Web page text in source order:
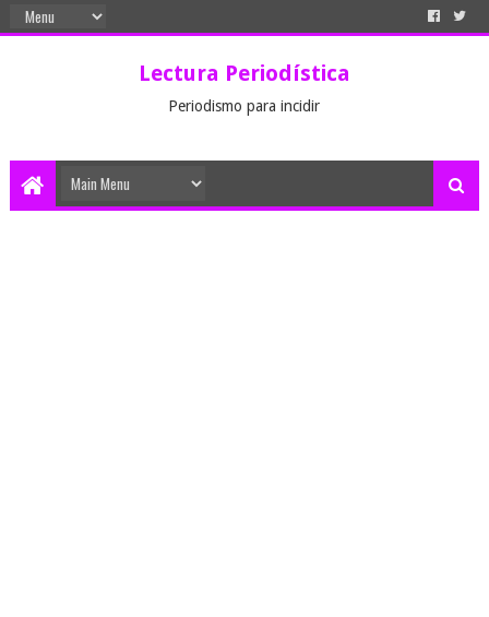
Lectura Periodística
Periodismo para incidir